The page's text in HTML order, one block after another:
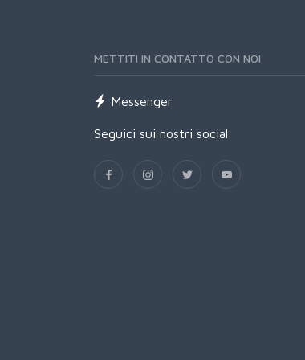
METTITI IN CONTATTO CON NOI
Messenger
Seguici sui nostri social